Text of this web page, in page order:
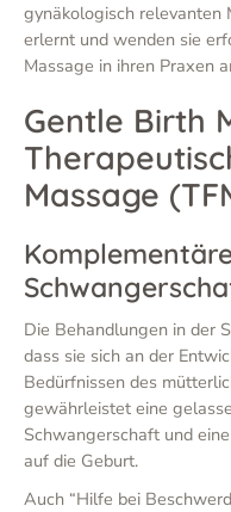
gynäkologisch relevanten
erlernt und wenden sie
Massage in ihren Praxen
Gentle Birth
Massage
Die Behandlungen in der
dass sie sich an der
Bedürfnissen des
gewährleistet eine
Schwangerschaft und
auf die Geburt.
Auch “Hilfe bei